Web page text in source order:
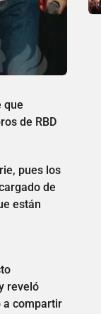
que
de RBD
pues los
de
están
reveló
a compartir